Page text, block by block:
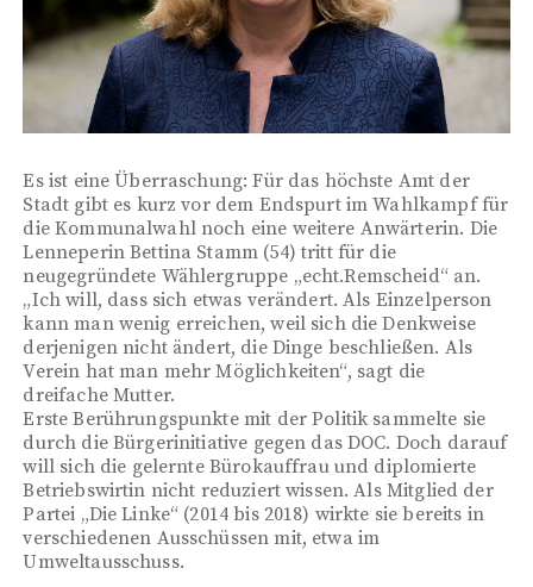
Es ist eine Überraschung: Für das höchste Amt der
Stadt gibt es kurz vor dem Endspurt im Wahlkampf für
die Kommunalwahl noch eine weitere Anwärterin. Die
Lenneperin Bettina Stamm (54) tritt für die
neugegründete Wählergruppe „echt.Remscheid“ an.
„Ich will, dass sich etwas verändert. Als Einzelperson
kann man wenig erreichen, weil sich die Denkweise
derjenigen nicht ändert, die Dinge beschließen. Als
Verein hat man mehr Möglichkeiten“, sagt die
dreifache Mutter.
Erste Berührungspunkte mit der Politik sammelte sie
durch die Bürgerinitiative gegen das DOC. Doch darauf
will sich die gelernte Bürokauffrau und diplomierte
Betriebswirtin nicht reduziert wissen. Als Mitglied der
Partei „Die Linke“ (2014 bis 2018) wirkte sie bereits in
verschiedenen Ausschüssen mit, etwa im
Umweltausschuss.